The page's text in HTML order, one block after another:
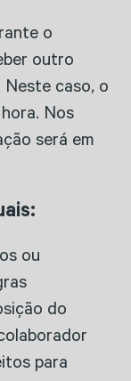
o
outro
Neste caso, o
Nos
será em
ou
do
para